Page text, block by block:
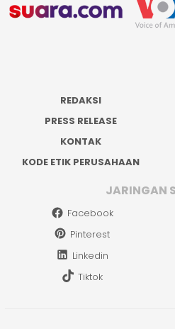
REDAKSI
PRESS RELEASE
KONTAK
KODE ETIK PERUSAHAAN
JARINGAN
Facebook
Pinterest
Linkedin
Tiktok